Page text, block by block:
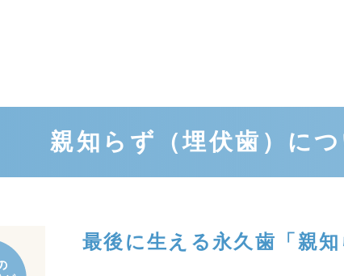
親知らず（埋伏歯）につ
最後に生える永久歯「親知